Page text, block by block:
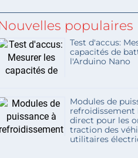
populaires
Test d'accus:
capacités de
l'Arduino Nano
Modules de
refroidissement
direct pour les
traction des
utilitaires